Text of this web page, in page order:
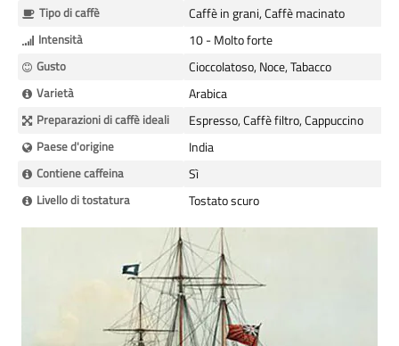
Tipo di caffè Caffè in grani, Caffè macinato
Intensità 10 - Molto forte
Gusto Cioccolatoso, Noce, Tabacco
Varietà Arabica
Preparazioni di caffè ideali Espresso, Caffè filtro, Cappuccino
Paese d'origine India
Contiene caffeina Sì
Livello di tostatura Tostato scuro